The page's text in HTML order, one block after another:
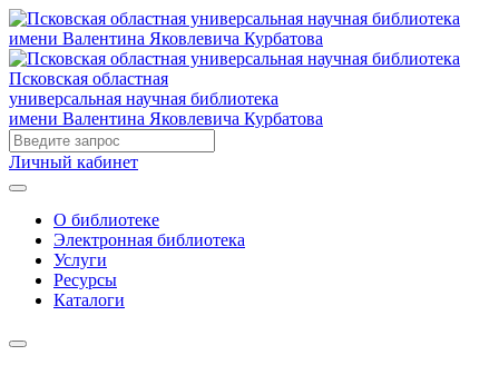
Псковская областная
универсальная научная библиотека
имени Валентина Яковлевича Курбатова
Личный кабинет
О библиотеке
Электронная библиотека
Услуги
Ресурсы
Каталоги